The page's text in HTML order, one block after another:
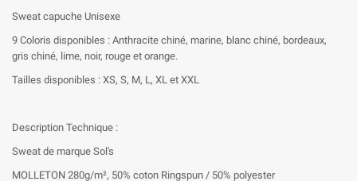
Sweat capuche Unisexe
9 Coloris disponibles : Anthracite chiné, marine, blanc chiné, bordeaux,
gris chiné, lime, noir, rouge et orange.
Tailles disponibles : XS, S, M, L, XL et XXL
Description Technique :
Sweat de marque Sol's
MOLLETON 280g/m², 50% coton Ringspun / 50% polyester